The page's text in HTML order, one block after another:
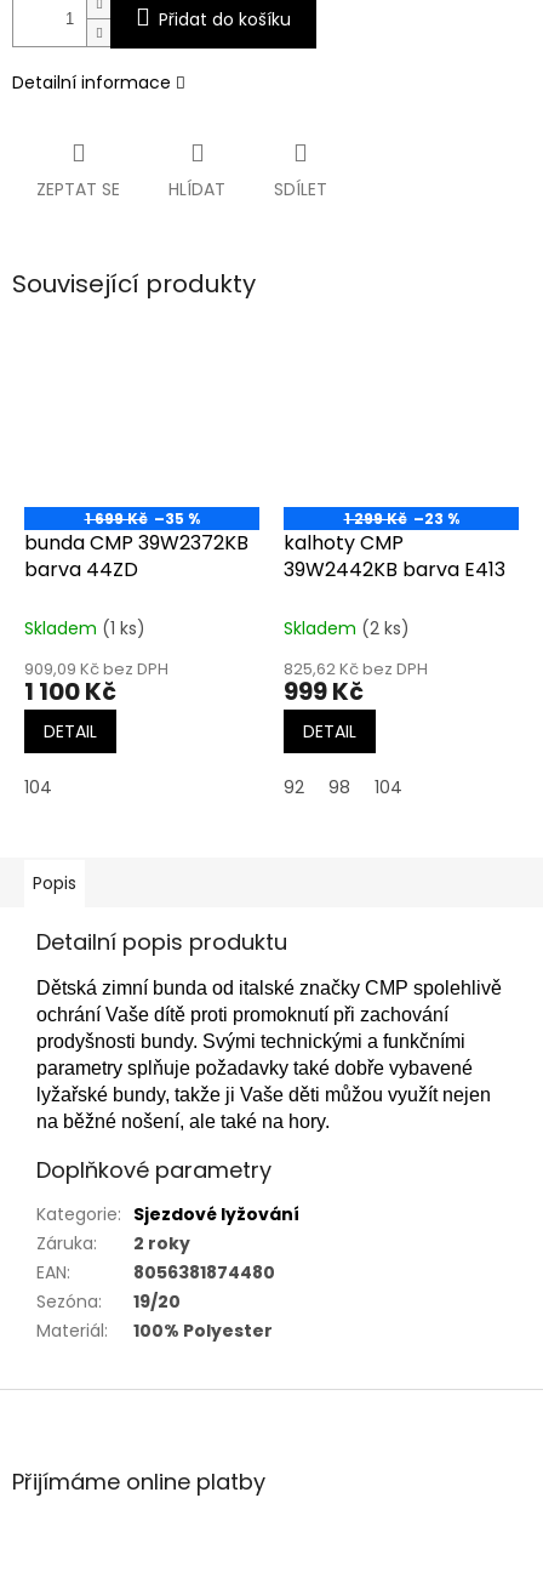
Přidat do košíku
Detailní informace
ZEPTAT SE HLÍDAT SDÍLET
Související produkty
1 699 Kč –35 %
bunda CMP 39W2372KB
barva 44ZD
Skladem (1 ks)
909,09 Kč bez DPH
1 100 Kč
DETAIL
104
1 299 Kč –23 %
kalhoty CMP
39W2442KB barva E413
Skladem (2 ks)
825,62 Kč bez DPH
999 Kč
DETAIL
92 98 104
Popis
Detailní popis produktu
Dětská zimní bunda od italské značky CMP spolehlivě
ochrání Vaše dítě proti promoknutí při zachování
prodyšnosti bundy. Svými technickými a funkčními
parametry splňuje požadavky také dobře vybavené
lyžařské bundy, takže ji Vaše děti můžou využít nejen
na běžné nošení, ale také na hory.
Doplňkové parametry
Kategorie: Sjezdové lyžování
Záruka:
2 roky
EAN:
8056381874480
Sezóna:
19/20
Materiál: 100% Polyester
Z
aPřijímáme online platby